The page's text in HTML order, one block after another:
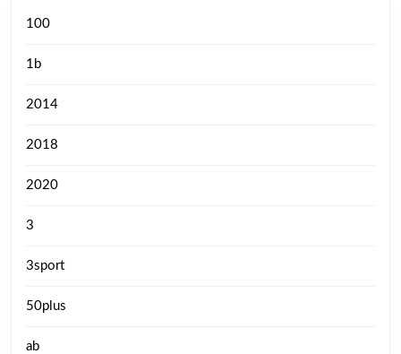
100
1b
2014
2018
2020
3
3sport
50plus
ab